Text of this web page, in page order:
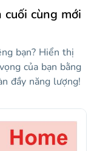
cùng mới
bạn? Hiển thị
của bạn bằng
đầy năng lượng!